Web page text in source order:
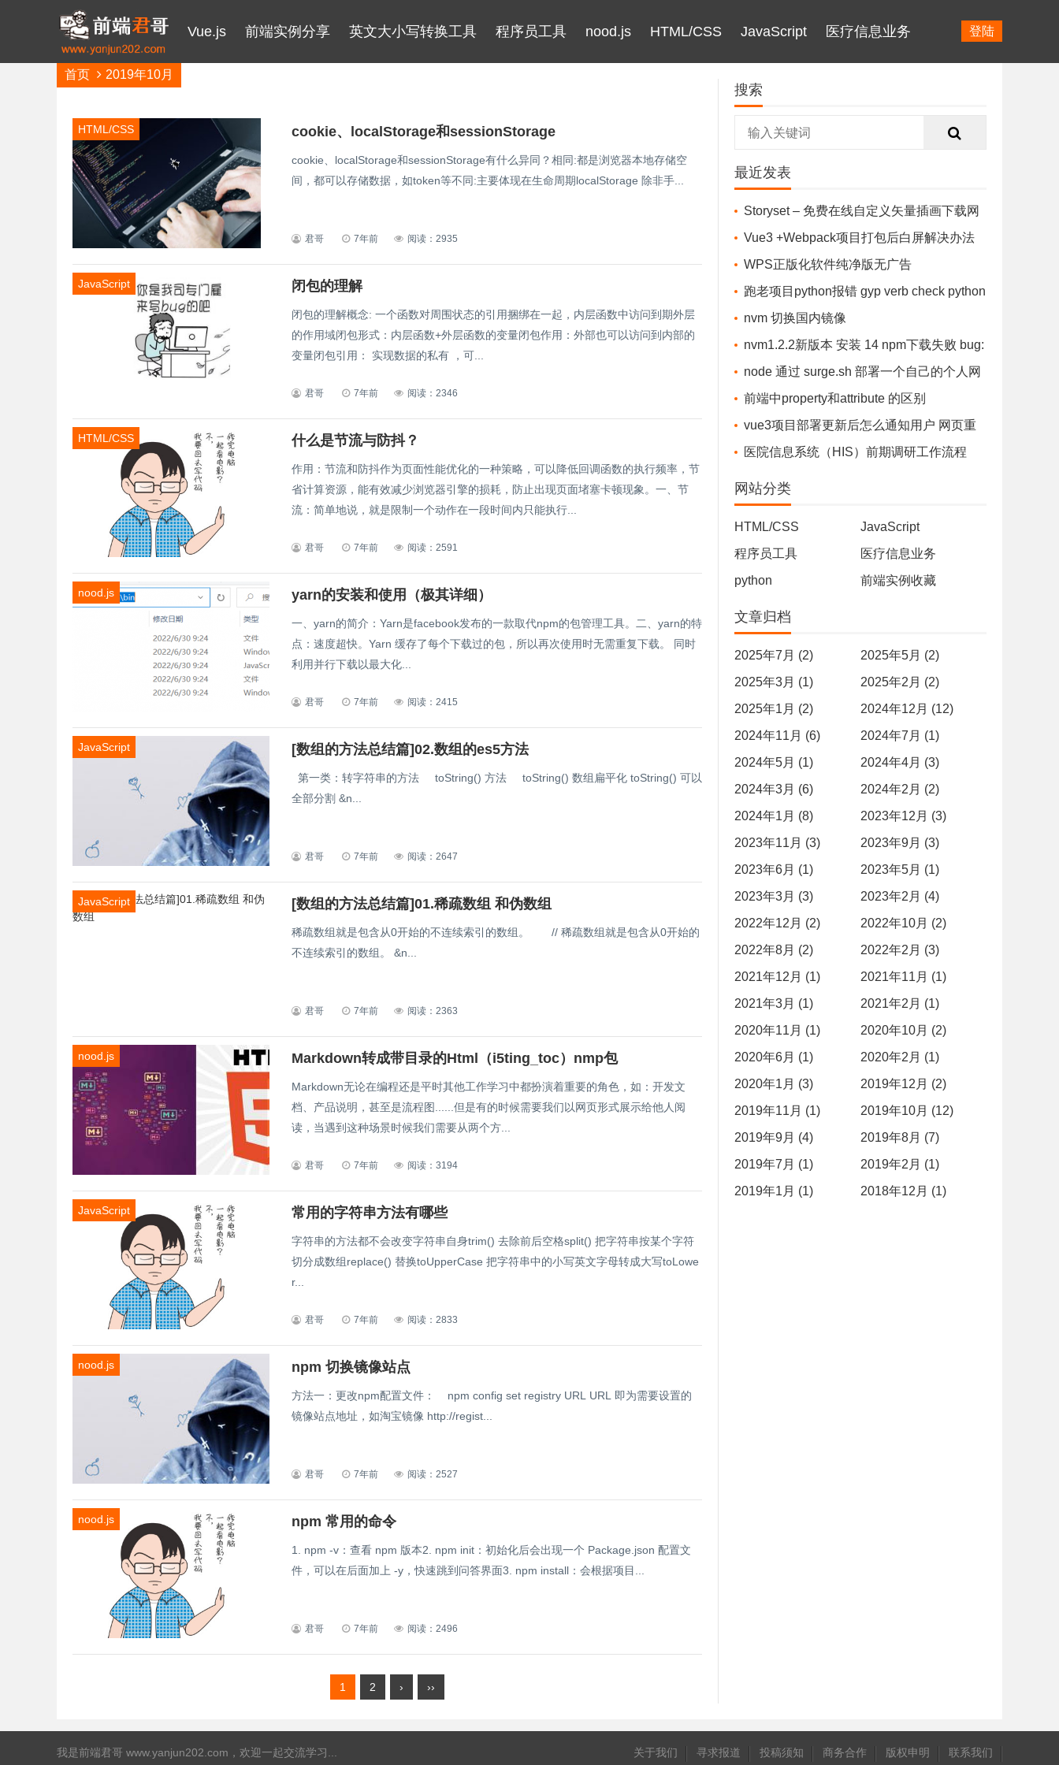
Vue.js 前端实例分享 英文大小写转换工具 程序员工具 nood.js HTML/CSS JavaScript 医疗信息业务 登陆
首页 2019年10月
HTML/CSS cookie、localStorage和sessionStorage
cookie、localStorage和sessionStorage有什么异同？相同:都是浏览器本地存储空
间，都可以存储数据，如token等不同:主要体现在生命周期localStorage 除非手...
君哥 7年前 阅读：2935
JavaScript 闭包的理解
闭包的理解概念: 一个函数对周围状态的引用捆绑在一起，内层函数中访问到期外层
的作用域闭包形式：内层函数+外层函数的变量闭包作用：外部也可以访问到内部的
变量闭包引用： 实现数据的私有 ，可...
君哥 7年前 阅读：2346
HTML/CSS 什么是节流与防抖？
作用：节流和防抖作为页面性能优化的一种策略，可以降低回调函数的执行频率，节
省计算资源，能有效减少浏览器引擎的损耗，防止出现页面堵塞卡顿现象。一、节
流：简单地说，就是限制一个动作在一段时间内只能执行...
君哥 7年前 阅读：2591
nood.js yarn的安装和使用（极其详细）
一、yarn的简介：Yarn是facebook发布的一款取代npm的包管理工具。二、yarn的特
点：速度超快。Yarn 缓存了每个下载过的包，所以再次使用时无需重复下载。 同时
利用并行下载以最大化...
君哥 7年前 阅读：2415
JavaScript [数组的方法总结篇]02.数组的es5方法
第一类：转字符串的方法 toString() 方法 toString() 数组扁平化 toString() 可以
全部分割 &n...
君哥 7年前 阅读：2647
JavaScript [数组的方法总结篇]01.稀疏数组 和伪数组
稀疏数组就是包含从0开始的不连续索引的数组。 // 稀疏数组就是包含从0开始的
不连续索引的数组。 &n...
君哥 7年前 阅读：2363
nood.js Markdown转成带目录的Html（i5ting_toc）nmp包
Markdown无论在编程还是平时其他工作学习中都扮演着重要的角色，如：开发文
档、产品说明，甚至是流程图......但是有的时候需要我们以网页形式展示给他人阅
读，当遇到这种场景时候我们需要从两个方...
君哥 7年前 阅读：3194
JavaScript 常用的字符串方法有哪些
字符串的方法都不会改变字符串自身trim() 去除前后空格split() 把字符串按某个字符
切分成数组replace() 替换toUpperCase 把字符串中的小写英文字母转成大写toLowe
r...
君哥 7年前 阅读：2833
nood.js npm 切换镜像站点
方法一：更改npm配置文件： npm config set registry URL URL 即为需要设置的
镜像站点地址，如淘宝镜像 http://regist...
君哥 7年前 阅读：2527
nood.js npm 常用的命令
1. npm -v：查看 npm 版本2. npm init：初始化后会出现一个 Package.json 配置文
件，可以在后面加上 -y，快速跳到问答界面3. npm install：会根据项目...
君哥 7年前 阅读：2496
1 2 › ››
搜索
最近发表
Storyset – 免费在线自定义矢量插画下载网
站Vue3 +Webpack项目打包后白屏解决办法
（针对Vue3&Vue-cli 4.0及以上)
WPS正版化软件纯净版无广告
跑老项目python报错 gyp verb check python
checking for Python executable "python2" in t
he PATH gyp
nvm 切换国内镜像
nvm1.2.2新版本 安装 14 npm下载失败 bug:
error installing....The system cannot find the fi
le specified.
node 通过 surge.sh 部署一个自己的个人网
站/文件存储站 - 完全免费
前端中property和attribute 的区别
vue3项目部署更新后怎么通知用户 网页重
新部署，通知用户-最佳实践
医院信息系统（HIS）前期调研工作流程
网站分类
HTML/CSS
JavaScript
程序员工具
医疗信息业务
python
前端实例收藏
文章归档
2025年7月 (2)
2025年5月 (2)
2025年3月 (1)
2025年2月 (2)
2025年1月 (2)
2024年12月 (12)
2024年11月 (6)
2024年7月 (1)
2024年5月 (1)
2024年4月 (3)
2024年3月 (6)
2024年2月 (2)
2024年1月 (8)
2023年12月 (3)
2023年11月 (3)
2023年9月 (3)
2023年6月 (1)
2023年5月 (1)
2023年3月 (3)
2023年2月 (4)
2022年12月 (2)
2022年10月 (2)
2022年8月 (2)
2022年2月 (3)
2021年12月 (1)
2021年11月 (1)
2021年3月 (1)
2021年2月 (1)
2020年11月 (1)
2020年10月 (2)
2020年6月 (1)
2020年2月 (1)
2020年1月 (3)
2019年12月 (2)
2019年11月 (1)
2019年10月 (12)
2019年9月 (4)
2019年8月 (7)
2019年7月 (1)
2019年2月 (1)
2019年1月 (1)
2018年12月 (1)
关于我们 寻求报道 投稿须知 商务合作 版权申明 联系我们
我是前端君哥 www.yanjun202.com ，欢迎一起交流学习...